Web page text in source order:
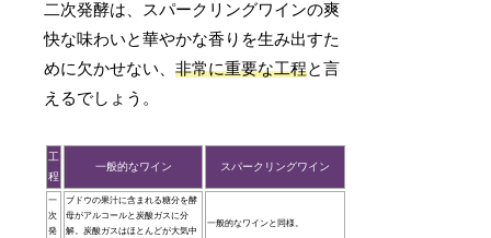
二次発酵は、スパークリングワインの爽
快な味わいと華やかな香りを生み出すた
めに欠かせない、非常に重要な工程と言
えるでしょう。
工
程
一般的なワイン スパークリングワイン
一
次
発
ブドウの果汁に含まれる糖分を酵
母がアルコールと炭酸ガスに分
解。炭酸ガスはほとんどが大気中
一般的なワインと同様。